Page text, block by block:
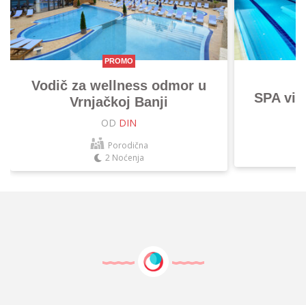
PROMO
Vodič za wellness odmor u
Vrnjačkoj Banji
OD DIN
Porodična
2 Noćenja
SPA